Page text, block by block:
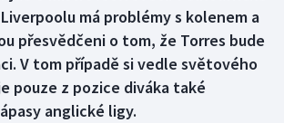
má problémy s kolenem a
přesvědčeni o tom, že Torres bude
V tom případě si vedle světového
pouze z pozice diváka také
anglické ligy.